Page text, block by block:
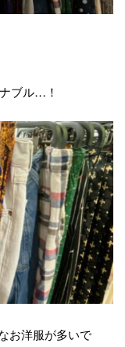
ブル…！
お洋服が多いで